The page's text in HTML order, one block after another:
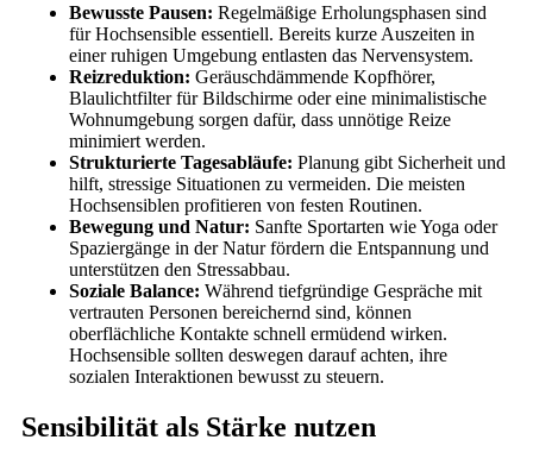
Bewusste Pausen: Regelmäßige Erholungsphasen sind
für Hochsensible essentiell. Bereits kurze Auszeiten in
einer ruhigen Umgebung entlasten das Nervensystem.
Reizreduktion: Geräuschdämmende Kopfhörer,
Blaulichtfilter für Bildschirme oder eine minimalistische
Wohnumgebung sorgen dafür, dass unnötige Reize
minimiert werden.
Strukturierte Tagesabläufe: Planung gibt Sicherheit und
hilft, stressige Situationen zu vermeiden. Die meisten
Hochsensiblen profitieren von festen Routinen.
Bewegung und Natur: Sanfte Sportarten wie Yoga oder
Spaziergänge in der Natur fördern die Entspannung und
unterstützen den Stressabbau.
Soziale Balance: Während tiefgründige Gespräche mit
vertrauten Personen bereichernd sind, können
oberflächliche Kontakte schnell ermüdend wirken.
Hochsensible sollten deswegen darauf achten, ihre
sozialen Interaktionen bewusst zu steuern.
Sensibilität als Stärke nutzen